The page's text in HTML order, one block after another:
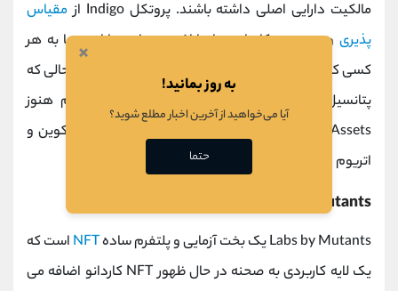
مالکیت دارایی اصلی داشته باشند. پروتکل Indigo از
مقیاس
پذیری و دسترسی کاردانو برای ارائه همه این دارایی ها به هر
کسی که به اینترنت دسترسی دارد، استفاده می کند. در حالی که
پتانسیل پروتکل Indigo بسیار زیاد است، این پلتفرم هنوز
iAssets را خارج از دارایی های رمزنگاری برتر مانند بیت کوین و
اتریوم ارائه نمی دهد.
Labs by Mutants
Labs by Mutants یک بخت آزمایی و پلتفرم ساده NFT است که
یک لایه کاربردی به صحنه در حال ظهور NFT کاردانو اضافه می
×
به روز بمانید!
آیا می‌خواهید از آخرین اخبار مطلع شوید؟
حتما